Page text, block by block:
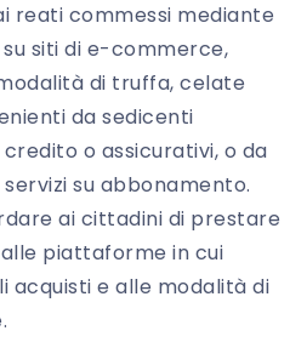
reati commessi mediante
siti di e-commerce,
di truffa, celate
da sedicenti
o assicurativi, o da
su abbonamento.
ai cittadini di prestare
piattaforme in cui
acquisti e alle modalità di